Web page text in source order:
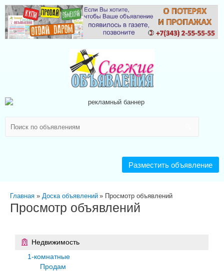
Разместить объявление
Главная Доска объявлений Просмотр объявлений
Просмотр объявлений
Недвижимость
1-комнатные
Продам